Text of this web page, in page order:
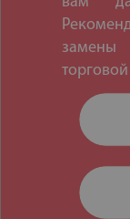
замены